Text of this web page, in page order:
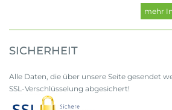
mehr
SICHERHEIT
Alle Daten, die über unsere Seite gesendet
SSL-Verschlüsselung abgesichert!